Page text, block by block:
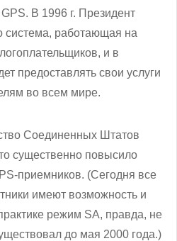
В 1996 г. Президент
система, работающая на
и в
предоставлять свои услуги
во всем мире.
Соединенных Штатов
существенно повысило
приемников. (Сегодня все
имеют возможность и
режим SA, правда, не
до мая 2000 года.)